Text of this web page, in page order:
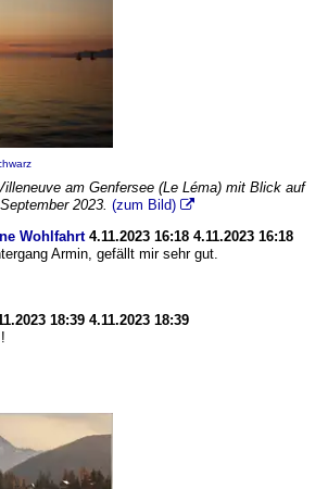
am Genfersee (Le Léma) mit Blick auf
2023. (zum Bild) 
Wohlfahrt4.11.2023 16:18 4.11.2023 16:18
Armin, gefällt mir sehr gut.
18:39 4.11.2023 18:39